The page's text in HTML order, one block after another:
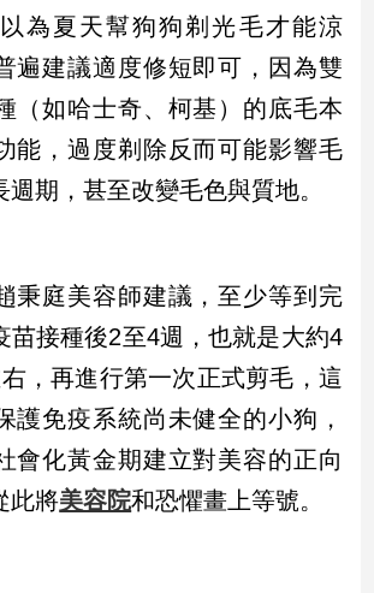
為夏天幫狗狗剃光毛才能涼
遍建議適度修短即可，因為雙
（如哈士奇、柯基）的底毛本
能，過度剃除反而可能影響毛
期，甚至改變毛色與質地。
秉庭美容師建議，至少等到完
苗接種後2至4週，也就是大約4
，再進行第一次正式剪毛，這
護免疫系統尚未健全的小狗，
會化黃金期建立對美容的正向
此將美容院和恐懼畫上等號。